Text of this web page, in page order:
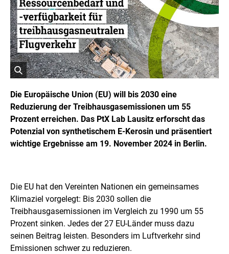
f
f
n
e
t
B
n
e
i
n
e
r
v
Die Europäische Union (EU) will bis 2030 eine
Reduzierung der Treibhausgasemissionen um 55
Prozent erreichen. Das PtX Lab Lausitz erforscht das
Potenzial von synthetischem E-Kerosin und präsentiert
wichtige Ergebnisse am 19. November 2024 in Berlin.
Die EU hat den Vereinten Nationen ein gemeinsames
Klimaziel vorgelegt: Bis 2030 sollen die
Treibhausgasemissionen im Vergleich zu 1990 um 55
Prozent sinken. Jedes der 27 EU-Länder muss dazu
seinen Beitrag leisten. Besonders im Luftverkehr sind
Emissionen schwer zu reduzieren.